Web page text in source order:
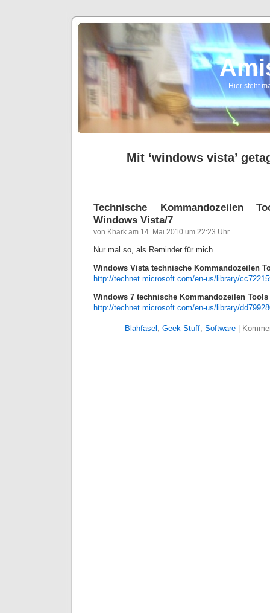
Hier steht
Mit ‘windows vista’
Technische Kommandozeilen
Windows Vista/7
von Khark am 14. Mai 2010 um 22:23 Uhr
Nur mal so, als Reminder für mich.
Windows Vista technische Kommandozeilen
http://technet.microsoft.com/en-us/library/
Windows 7 technische Kommandozeilen Tools
http://technet.microsoft.com/en-us/library/
Blahfasel , Geek Stuff, Software